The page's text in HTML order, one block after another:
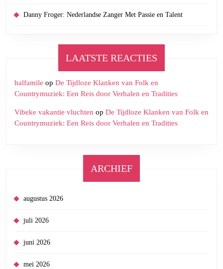
Danny Froger: Nederlandse Zanger Met Passie en Talent
LAATSTE REACTIES
halfamile op De Tijdloze Klanken van Folk en
Countrymuziek: Een Reis door Verhalen en Tradities
Vibeke vakantie vluchten op De Tijdloze Klanken van Folk en
Countrymuziek: Een Reis door Verhalen en Tradities
ARCHIEF
augustus 2026
juli 2026
juni 2026
mei 2026